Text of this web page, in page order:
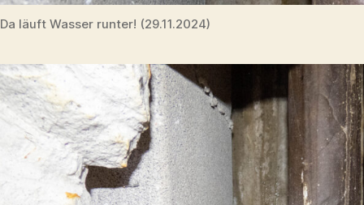
Da läuft Wasser runter! (29.11.2024)